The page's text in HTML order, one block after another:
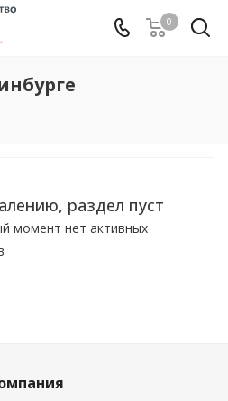
0
раздел пуст
момент нет активных